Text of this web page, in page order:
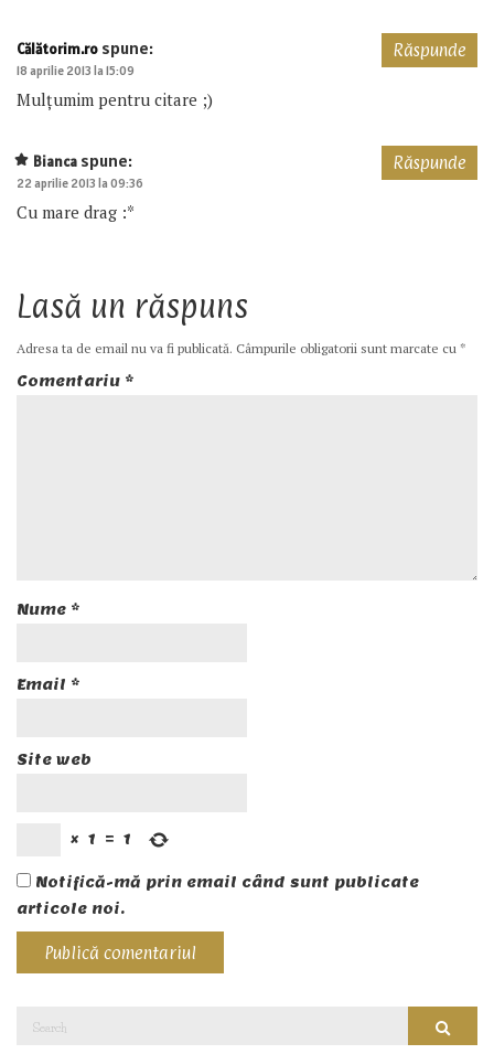
Călătorim.ro spune:
18 aprilie 2013 la 15:09
Mulțumim pentru citare ;)
Răspunde
Bianca spune:
22 aprilie 2013 la 09:36
Cu mare drag :*
Răspunde
Lasă un răspuns
Adresa ta de email nu va fi publicată. Câmpurile obligatorii sunt marcate cu *
Comentariu *
Nume *
Email *
Site web
× 1 = 1
Notifică-mă prin email când sunt publicate
articole noi.